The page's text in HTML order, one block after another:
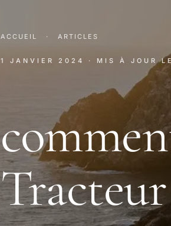
ACCUEIL · ARTICLES
1 JANVIER 2024 · MIS À JOUR
Tracteur